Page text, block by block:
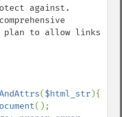
against.
to allow links
($html_str ){